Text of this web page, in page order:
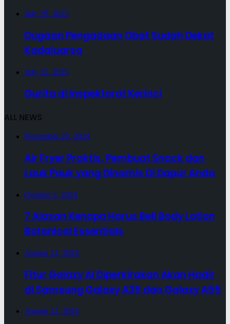
July 29, 2025
Dugaan Pengadaan Obat Sudah Dekat
Kadaluarsa
July 25, 2025
Gurita di Inspektorat Kerinci
ALL NEWS
November 29, 2024
Air Fryer Praktis, Pembuat Snack dan
Lauk Pauk yang Dinamis Di Dapur Anda
October 2, 2024
7 Alasan Kenapa Harus Beli Body Lotion
Botanical Essentials
August 12, 2024
Fitur Galaxy AI Diperkirakan Akan Hadir
di Samsung Galaxy A35 dan Galaxy A55
August 12, 2024